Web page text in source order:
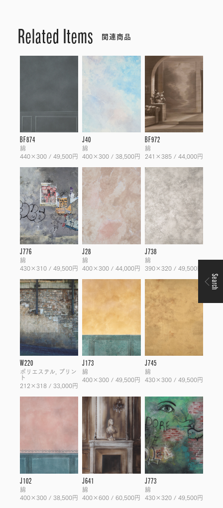
Related Items 関連商品
BF874
綿
440×300 / 49,500円
J40
綿
400×300 / 38,500円
BF972
綿
241×385 / 44,000円
J776
綿
430×310 / 49,500円
J28
綿
400×300 / 44,000円
J738
綿
390×320 / 49,500円
W220
ポリエステル, プリン
ト
212×318 / 33,000円
J173
綿
400×300 / 49,500円
J745
綿
430×300 / 49,500円
J102
綿
400×300 / 38,500円
J641
綿
400×600 / 60,500円
J773
綿
430×320 / 49,500円
Search